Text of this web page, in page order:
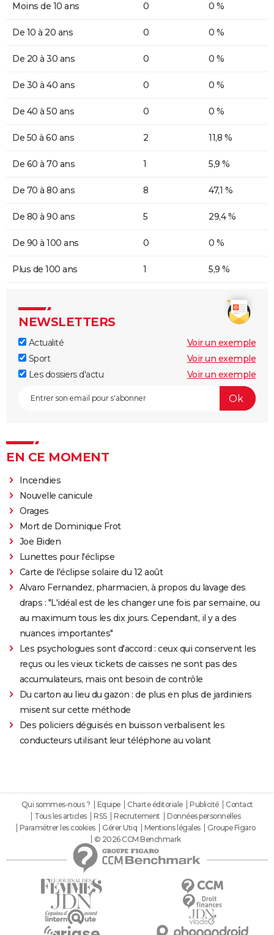
Moins de 10 ans 0 0 %
De 10 à 20 ans 0 0 %
De 20 à 30 ans 0 0 %
De 30 à 40 ans 0 0 %
De 40 à 50 ans 0 0 %
De 50 à 60 ans 2 11,8 %
De 60 à 70 ans 1 5,9 %
De 70 à 80 ans 8 47,1 %
De 80 à 90 ans 5 29,4 %
De 90 à 100 ans 0 0 %
Plus de 100 ans 1 5,9 %
NEWSLETTERS
Actualité
Voir un exemple
Sport
Voir un exemple
Les dossiers d'actu
Voir un exemple
EN CE MOMENT
Incendies
Nouvelle canicule
Orages
Mort de Dominique Frot
Joe Biden
Lunettes pour l'éclipse
Carte de l'éclipse solaire du 12 août
Alvaro Fernandez, pharmacien, à propos du lavage des
draps : "L'idéal est de les changer une fois par semaine, ou
au maximum tous les dix jours. Cependant, il y a des
nuances importantes"
Les psychologues sont d'accord : ceux qui conservent les
reçus ou les vieux tickets de caisses ne sont pas des
accumulateurs, mais ont besoin de contrôle
Du carton au lieu du gazon : de plus en plus de jardiniers
misent sur cette méthode
Des policiers déguisés en buisson verbalisent les
conducteurs utilisant leur téléphone au volant
Qui sommes-nous ? Equipe Charte éditoriale Publicité
Contact
Tous les articles
RSS Recrutement
Données personnelles
Paramétrer les cookies
Gérer Utiq Mentions légales
Groupe Figaro
© 2026 CCM Benchmark